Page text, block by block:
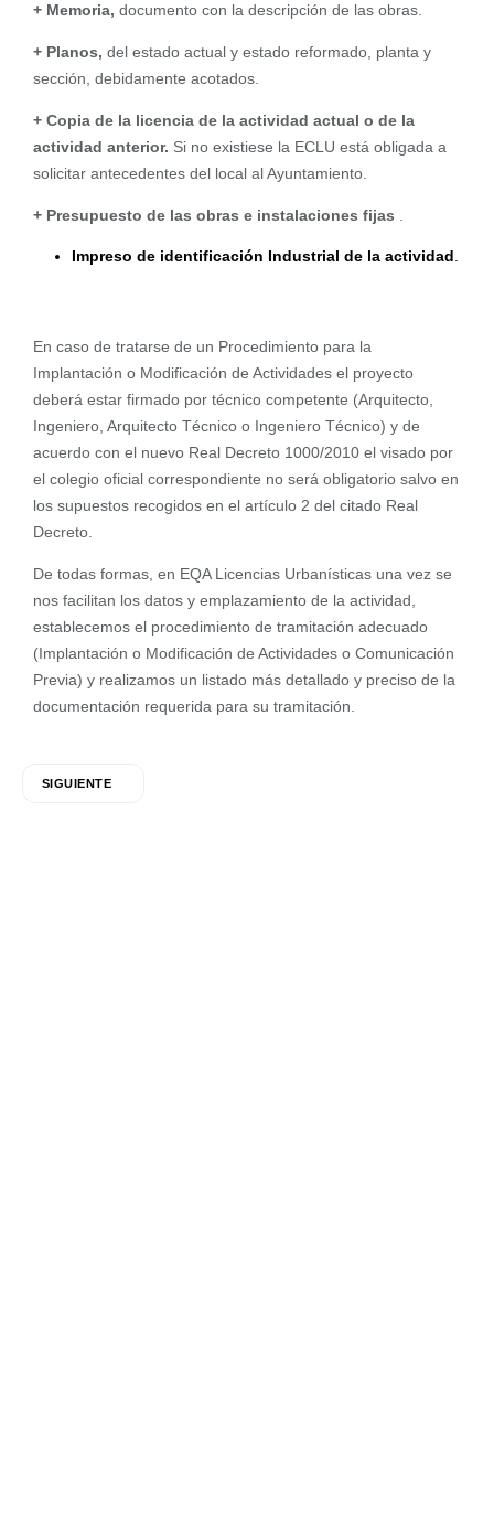
+ Memoria, documento con la descripción de las obras.
+ Planos, del estado actual y estado reformado, planta y
sección, debidamente acotados.
+ Copia de la licencia de la actividad actual o de la
actividad anterior. Si no existiese la ECLU está obligada a
solicitar antecedentes del local al Ayuntamiento.
+ Presupuesto de las obras e instalaciones fijas .
Impreso de identificación Industrial de la actividad.
En caso de tratarse de un Procedimiento para la
Implantación o Modificación de Actividades el proyecto
deberá estar firmado por técnico competente (Arquitecto,
Ingeniero, Arquitecto Técnico o Ingeniero Técnico) y de
acuerdo con el nuevo Real Decreto 1000/2010 el visado por
el colegio oficial correspondiente no será obligatorio salvo en
los supuestos recogidos en el artículo 2 del citado Real
Decreto.
De todas formas, en EQA Licencias Urbanísticas una vez se
nos facilitan los datos y emplazamiento de la actividad,
establecemos el procedimiento de tramitación adecuado
(Implantación o Modificación de Actividades o Comunicación
Previa) y realizamos un listado más detallado y preciso de la
documentación requerida para su tramitación.
SIGUIENTE